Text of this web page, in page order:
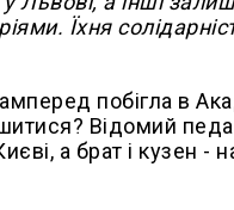
Їхня
побігла в
Відомий
а брат і кузен -